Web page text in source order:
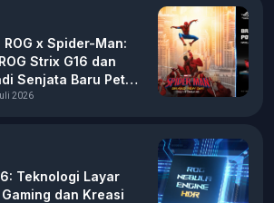
x Spider-Man:
Strix G16 dan
Senjata Baru Peter
2026
Teknologi Layar
dan Kreasi